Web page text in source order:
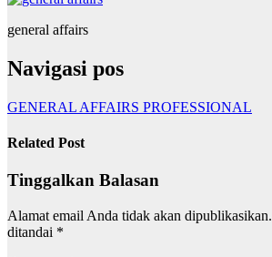
general affairs
Navigasi pos
GENERAL AFFAIRS PROFESSIONAL
Related Post
Tinggalkan Balasan
Alamat email Anda tidak akan dipublikasikan.
ditandai *